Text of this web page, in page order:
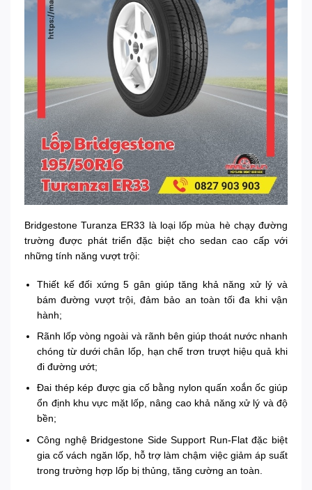
Bridgestone Turanza ER33 là loại lốp mùa hè chạy đường
trường được phát triển đặc biệt cho sedan cao cấp với
những tính năng vượt trội:
Thiết kế đối xứng 5 gân giúp tăng khả năng xử lý và
bám đường vượt trội, đảm bảo an toàn tối đa khi vận
hành;
Rãnh lốp vòng ngoài và rãnh bên giúp thoát nước nhanh
chóng từ dưới chân lốp, hạn chế trơn trượt hiệu quả khi
đi đường ướt;
Đai thép kép được gia cố bằng nylon quấn xoắn ốc giúp
ổn định khu vực mặt lốp, nâng cao khả năng xử lý và độ
bền;
Công nghệ Bridgestone Side Support Run-Flat đặc biệt
gia cố vách ngăn lốp, hỗ trợ làm chậm việc giảm áp suất
trong trường hợp lốp bị thủng, tăng cường an toàn.